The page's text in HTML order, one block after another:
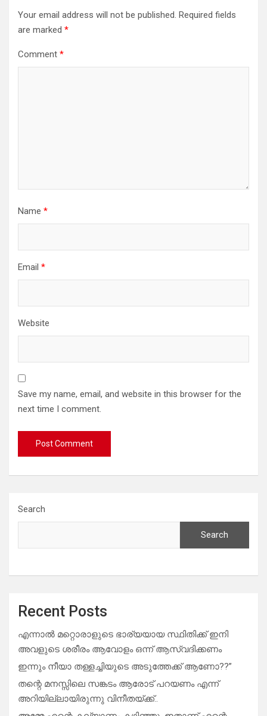
Your email address will not be published. Required fields
are marked *
Comment *
Name *
Email *
Website
Save my name, email, and website in this browser for the
next time I comment.
Search
Search
Recent Posts
എന്നാൽ മറ്റൊരാളുടെ ഭാര്യയായ സ്ഥിതിക്ക് ഇനി
അവളുടെ ശരീരം ആവോളം ഒന്ന് ആസ്വദിക്കണം
ഇന്നും നീയാ തള്ളച്ചിയുടെ അടുത്തേക്ക് ആണോ??”
തന്റെ മനസ്സിലെ സങ്കടം ആരോട് പറയണം എന്ന്
അറിയില്ലായിരുന്നു വിനീതയ്ക്ക്..